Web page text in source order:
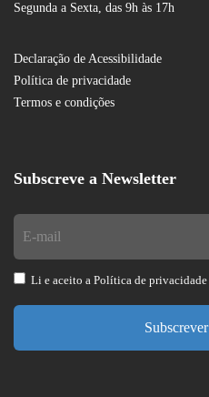
Segunda a Sexta, das 9h às 17h
Declaração de Acessibilidade
Política de privacidade
Termos e condições
Subscreve a Newsletter
Li e aceito a Política de privacidade
Subscrever